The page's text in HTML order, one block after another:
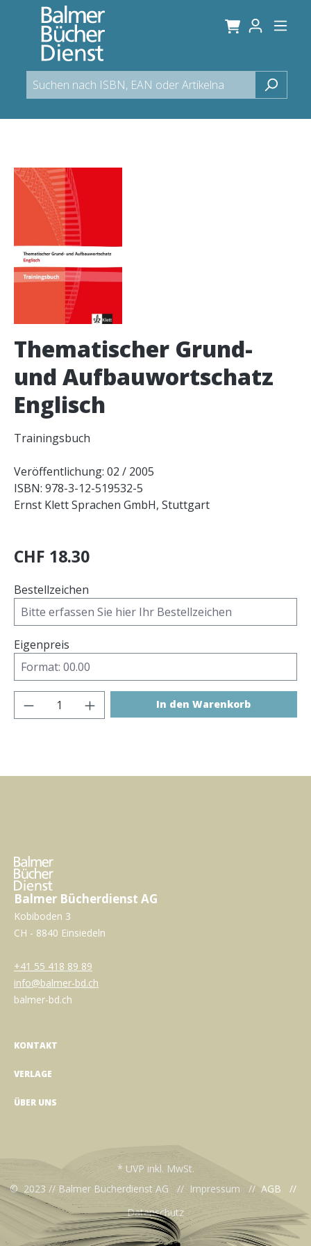
springen
Bildergalerie überspringen
Thematischer Grund-
und Aufbauwortschatz
Englisch
Trainingsbuch
Veröffentlichung: 02 / 2005
ISBN: 978-3-12-519532-5
Ernst Klett Sprachen GmbH, Stuttgart
CHF 18.30
Bestellzeichen
Eigenpreis
Produkt Anzahl: Gib den gewünschten
In den Warenkorb
Balmer Bücherdienst AG
Kobiboden 3
CH - 8840 Einsiedeln
+41 55 418 89 89
info@balmer-bd.ch
balmer-bd.ch
KONTAKT
VERLAGE
ÜBER UNS
* UVP inkl. MwSt.
© 2023 // Balmer Bücherdienst AG // Impressum // AGB //
Datenschutz